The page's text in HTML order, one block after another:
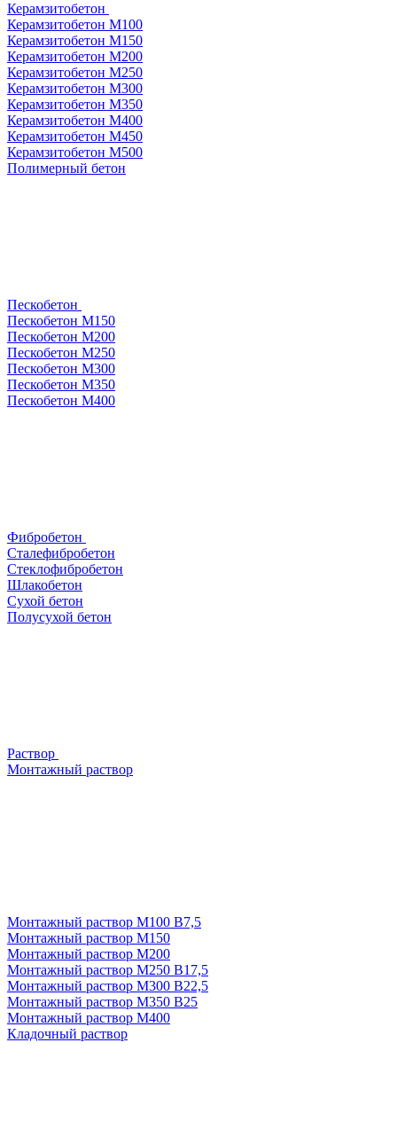
Керамзитобетон
Керамзитобетон М100
Керамзитобетон М150
Керамзитобетон М200
Керамзитобетон М250
Керамзитобетон М300
Керамзитобетон М350
Керамзитобетон М400
Керамзитобетон М450
Керамзитобетон М500
Полимерный бетон
Пескобетон
Пескобетон М150
Пескобетон М200
Пескобетон М250
Пескобетон М300
Пескобетон М350
Пескобетон М400
Фибробетон
Сталефибробетон
Стеклофибробетон
Шлакобетон
Сухой бетон
Полусухой бетон
Раствор
Монтажный раствор
Монтажный раствор М100 В7,5
Монтажный раствор М150
Монтажный раствор М200
Монтажный раствор М250 В17,5
Монтажный раствор М300 В22,5
Монтажный раствор М350 В25
Монтажный раствор М400
Кладочный раствор